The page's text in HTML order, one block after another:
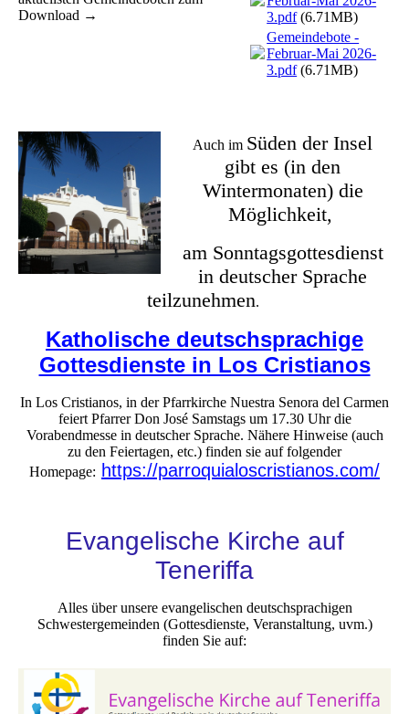
3.pdf(6.71MB)
Gemeindebote -
Februar-Mai 2026-
3.pdf(6.71MB)
Download →
Auch im Süden der Insel
gibt es (in den
Wintermonaten) die
Möglichkeit,
am Sonntagsgottesdienst
in deutscher Sprache
teilzunehmen.
Katholische deutschsprachige
Gottesdienste in Los Cristianos
In Los Cristianos, in der Pfarrkirche Nuestra Senora del Carmen
feiert Pfarrer Don José Samstags um 17.30 Uhr die
Vorabendmesse in deutscher Sprache. Nähere Hinweise (auch
zu den Feiertagen, etc.) finden sie auf folgender
Homepage: https://parroquialoscristianos.com/
Evangelische Kirche auf
Teneriffa
Alles über unsere evangelischen deutschsprachigen
Schwestergemeinden (Gottesdienste, Veranstaltung, uvm.)
finden Sie auf: